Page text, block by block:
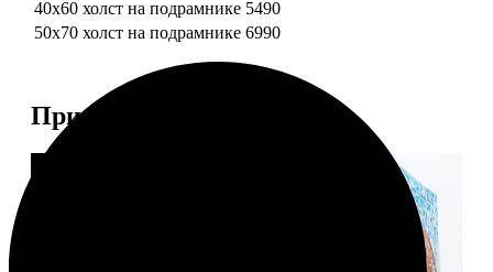
40х60 холст на подрамнике 5490
50х70 холст на подрамнике 6990
Примеры работ